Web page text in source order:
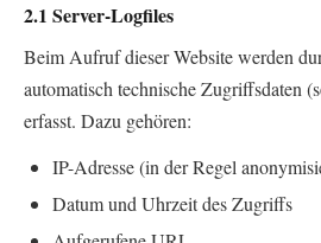
2.1 Server-Logfiles
Beim Aufruf dieser Website werden
automatisch technische Zugriffsdaten
erfasst. Dazu gehören:
IP-Adresse (in der Regel
Datum und Uhrzeit des Zugriffs